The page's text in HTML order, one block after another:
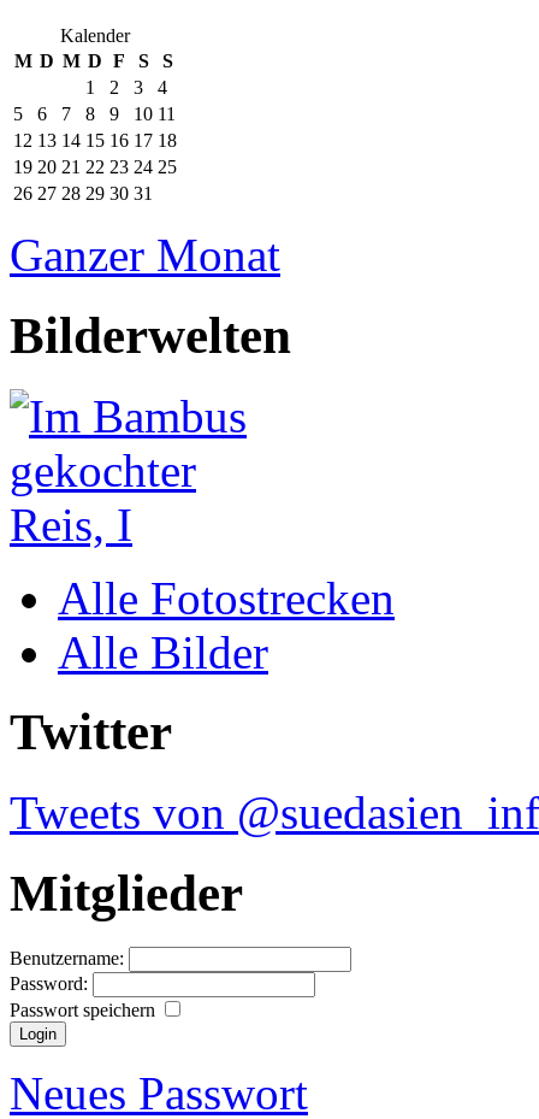
Kalender
M D M D F S
S
1
2 3
4
5
6 7 8 9 10 11
12 13 14 15 16 17 18
19 20 21 22 23 24 25
26 27 28 29 30 31
Ganzer Monat
Bilderwelten
Alle Fotostrecken
Alle Bilder
Twitter
Tweets von
Mitglieder
Benutzername:
Password:
Passwort speichern
Neues Passwort